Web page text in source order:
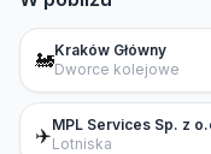
🚂Kraków Główny
Dworce kolejowe
✈️MPL Services Sp. z
Lotniska